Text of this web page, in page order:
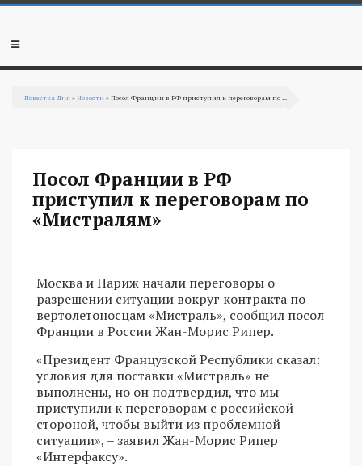
Перейти к основному содержанию
Мобильное
Повестка Дня »Новости » Посол Франции в РФ приступил к переговорам по ...
Посол Франции в РФ
приступил к переговорам по
«Мистралям»
Москва и Париж начали переговоры о
разрешении ситуации вокруг контракта по
вертолетоносцам «Мистраль», сообщил посол
Франции в России Жан-Морис Рипер.
«Президент Французской Республики сказал:
условия для поставки «Мистраль» не
выполнены, но он подтвердил, что мы
приступили к переговорам с российской
стороной, чтобы выйти из проблемной
ситуации», – заявил Жан-Морис Рипер
«Интерфаксу».